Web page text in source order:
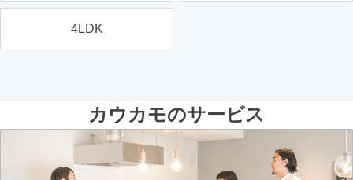
4LDK
カウカモのサービス